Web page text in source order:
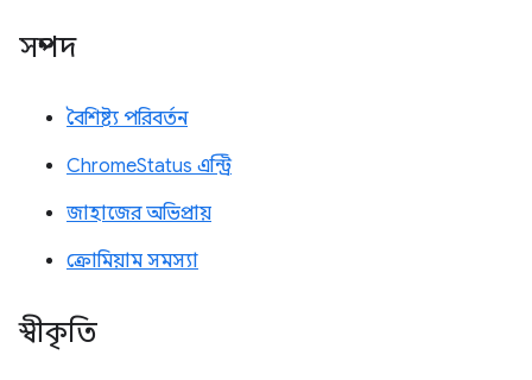
সম্পদ
বৈশিষ্ট্য পরিবর্তন
ChromeStatus এন্ট্রি
জাহাজের অভিপ্রায়
ক্রোমিয়াম সমস্যা
স্বীকৃতি